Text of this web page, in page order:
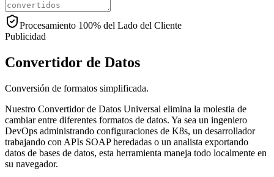
Procesamiento 100% del Lado del Cliente
Publicidad
Convertidor de Datos
Conversión de formatos simplificada.
Nuestro Convertidor de Datos Universal elimina la molestia de
cambiar entre diferentes formatos de datos. Ya sea un ingeniero
DevOps administrando configuraciones de K8s, un desarrollador
trabajando con APIs SOAP heredadas o un analista exportando
datos de bases de datos, esta herramienta maneja todo localmente en
su navegador.